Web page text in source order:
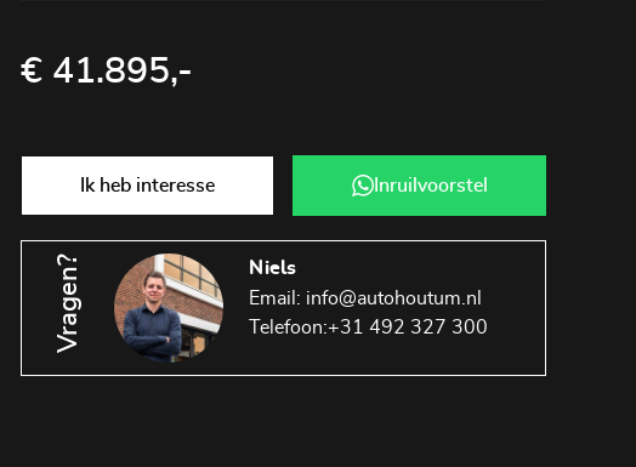
€ 41.895,-
Ik heb interesse Inruilvoorstel
Vragen?
Niels
Email: info@autohoutum.nl
Telefoon:+31 492 327 300